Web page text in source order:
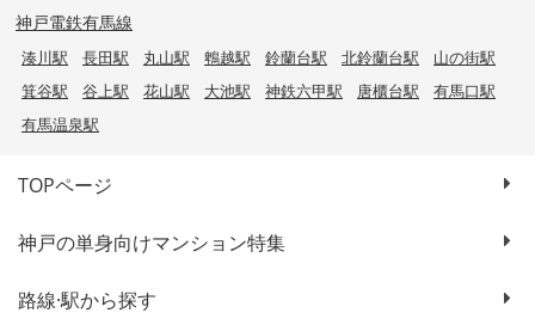
神戸電鉄有馬線
湊川駅 長田駅 丸山駅 鵯越駅 鈴蘭台駅 北鈴蘭台駅
山の街駅
箕谷駅
谷上駅 花山駅 大池駅 神鉄六甲駅 唐櫃台駅
有馬口駅
有馬温泉駅
TOPページ
神戸の単身向けマンション特集
路線·駅から探す